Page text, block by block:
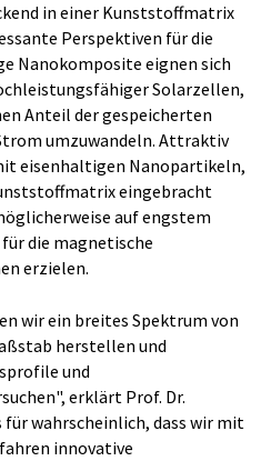
in einer Kunststoffmatrix
Perspektiven für die
Nanokomposite eignen sich
Solarzellen,
Anteil der gespeicherten
umzuwandeln. Attraktiv
eisenhaltigen Nanopartikeln,
eingebracht
auf engstem
die magnetische
erzielen.
wir ein breites Spektrum von
herstellen und
und
erklärt Prof. Dr.
wahrscheinlich, dass wir mit
innovative